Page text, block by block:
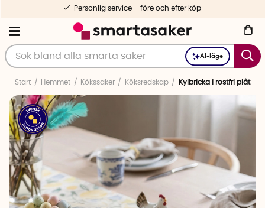
AI-läge
Personlig service – före och efter köp
Start Hemmet Kökssaker Köksredskap Kylbricka i rostfri plåt